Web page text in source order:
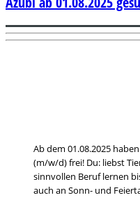
Ab dem 01.08.2025
(m/w/d) frei! Du: liebst
sinnvollen Beruf lernen
auch an Sonn- und